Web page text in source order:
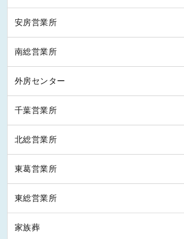
安房営業所
南総営業所
外房センター
千葉営業所
北総営業所
東葛営業所
東総営業所
家族葬